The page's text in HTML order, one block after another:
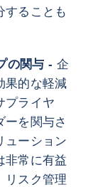
することも
の関与 - 企
果的な軽減
プライヤ
ーを関与さ
ューション
非常に有益
リスク管理